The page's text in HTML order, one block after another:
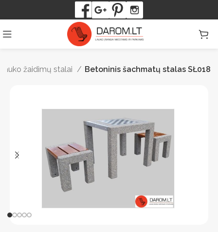
žaidimų stalai Betoninis šachmatų stalas SŁ018